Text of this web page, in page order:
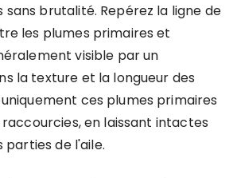
brutalité. Repérez la ligne de
les plumes primaires et
visible par un
la texture et la longueur des
ces plumes primaires
en laissant intactes
parties de l'aile.